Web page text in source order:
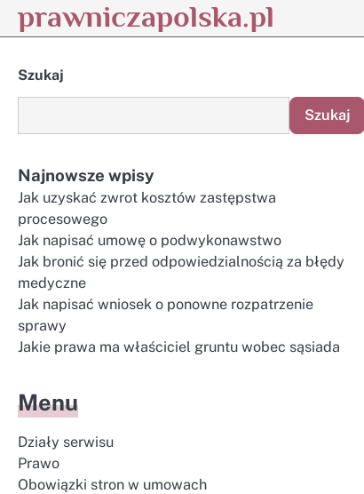
Skipprawniczapolska.pl
Szukaj
Szukaj
Najnowsze wpisy
Jak uzyskać zwrot kosztów zastępstwa
procesowego
Jak napisać umowę o podwykonawstwo
Jak bronić się przed odpowiedzialnością za błędy
medyczne
Jak napisać wniosek o ponowne rozpatrzenie
sprawy
Jakie prawa ma właściciel gruntu wobec sąsiada
Menu
Działy serwisu
Prawo
Obowiązki stron w umowach